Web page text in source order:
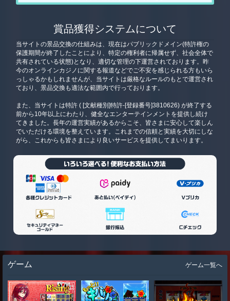
賞品獲得システムについて
当サイトの景品交換の仕組みは、現在はパブリックドメイン(特許権の
保護期間が終了したことにより、特定の権利者に帰属せず、社会全体で
共有されている状態)となり、適切な管理の下運営されております。昨
今のオンラインカジノに関する報道などでご不安を感じられる方もいら
っしゃるかもしれませんが、当サイトは厳格なルールのもとで運営され
ており、景品交換も適法な範囲内で行っております。
また、当サイトは特許 ( [文献種別]特許-[登録番号]3810626) が終了する
前から10年以上にわたり、健全なエンターテインメントを提供し続け
てきました。長年の運営実績があるからこそ、皆さまに安心して楽しん
でいただける環境を整えています。これまでの信頼と実績を大切にしな
がら、これからも皆さまにより良いサービスを提供してまいります。
ゲーム ゲーム一覧へ